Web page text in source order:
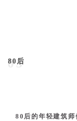
05
80后
80后的年轻建筑师